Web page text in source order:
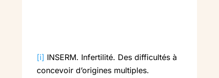
[i] INSERM. Infertilité. Des difficultés à
concevoir d’origines multiples.